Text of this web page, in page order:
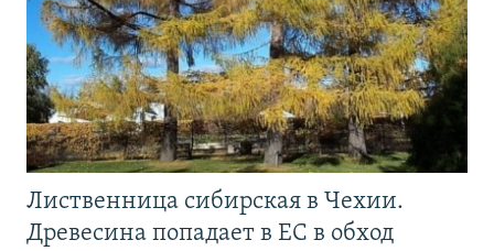
Лиственница сибирская в Чехии.
Древесина попадает в ЕС в обход